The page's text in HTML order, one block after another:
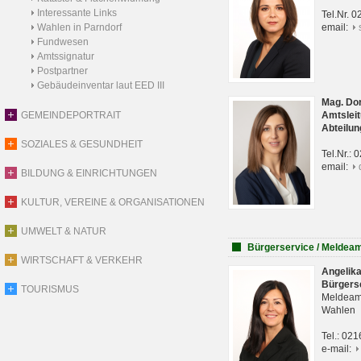
Interessante Links
Wahlen in Parndorf
Fundwesen
Amtssignatur
Postpartner
Gebäudeinventar laut EED III
GEMEINDEPORTRAIT
SOZIALES & GESUNDHEIT
BILDUNG & EINRICHTUNGEN
KULTUR, VEREINE & ORGANISATIONEN
UMWELT & NATUR
WIRTSCHAFT & VERKEHR
TOURISMUS
Tel.Nr.
email:
Mag.
Tel.Nr.:
email:
Bürgerservice /
Wahlen
Tel.:
e-mail: